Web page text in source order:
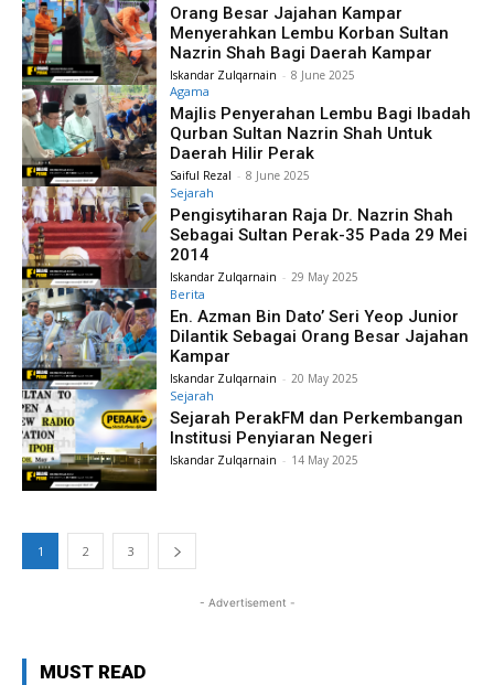
Orang Besar Jajahan Kampar
Menyerahkan Lembu Korban Sultan
Nazrin Shah Bagi Daerah Kampar
Iskandar Zulqarnain - 8 June 2025
Agama
Majlis Penyerahan Lembu Bagi Ibadah
Qurban Sultan Nazrin Shah Untuk
Daerah Hilir Perak
Saiful Rezal - 8 June 2025
Sejarah
Pengisytiharan Raja Dr. Nazrin Shah
Sebagai Sultan Perak-35 Pada 29 Mei
2014
Iskandar Zulqarnain - 29 May 2025
Berita
En. Azman Bin Dato’ Seri Yeop Junior
Dilantik Sebagai Orang Besar Jajahan
Kampar
Iskandar Zulqarnain - 20 May 2025
Sejarah
Sejarah PerakFM dan Perkembangan
Institusi Penyiaran Negeri
Iskandar Zulqarnain - 14 May 2025
1 2 3
- Advertisement -
MUST READ